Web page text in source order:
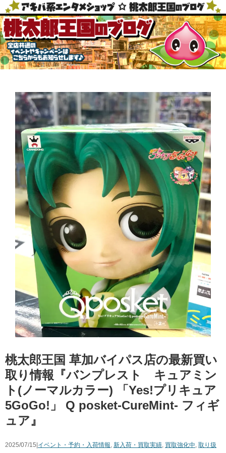
桃太郎王国 草加バイパス店の最新買い
取り情報『バンプレスト キュアミン
ト(ノーマルカラー) ​「Yes!プリキュア
5GoGo!」 ​Q ​posket-CureMint- フィギ
ュア』
2025/07/15| イベント・予約・入荷情報, 新入荷・買取実績, 買取強化中, 取り扱